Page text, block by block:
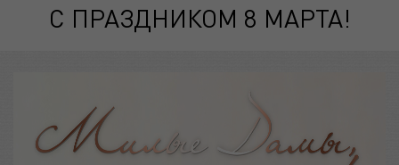
С ПРАЗДНИКОМ 8 МАРТА!